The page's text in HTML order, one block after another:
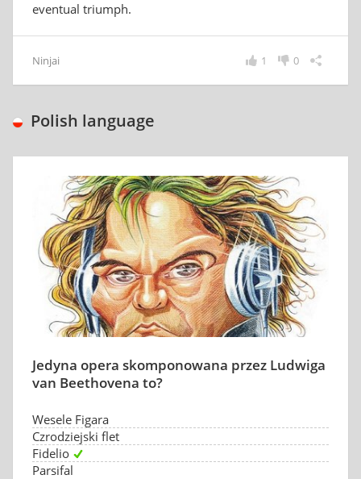
eventual triumph.
Ninjai 0
1
Polish language
Jedyna opera skomponowana przez Ludwiga
van Beethovena to?
Wesele Figara
Czrodziejski flet
Fidelio
Parsifal